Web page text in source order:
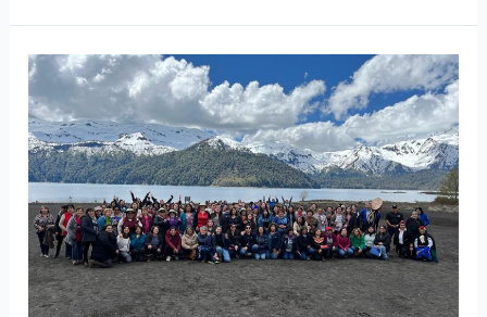
Lonquimay:
Rurales
intercambiaron
saberes
de
cordillera
y
mar